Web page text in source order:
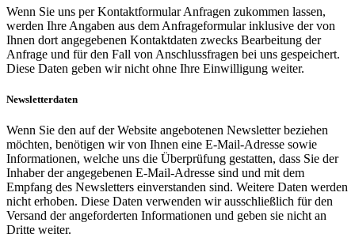
Wenn Sie uns per Kontaktformular Anfragen zukommen lassen,
werden Ihre Angaben aus dem Anfrageformular inklusive der von
Ihnen dort angegebenen Kontaktdaten zwecks Bearbeitung der
Anfrage und für den Fall von Anschlussfragen bei uns gespeichert.
Diese Daten geben wir nicht ohne Ihre Einwilligung weiter.
Newsletterdaten
Wenn Sie den auf der Website angebotenen Newsletter beziehen
möchten, benötigen wir von Ihnen eine E-Mail-Adresse sowie
Informationen, welche uns die Überprüfung gestatten, dass Sie der
Inhaber der angegebenen E-Mail-Adresse sind und mit dem
Empfang des Newsletters einverstanden sind. Weitere Daten werden
nicht erhoben. Diese Daten verwenden wir ausschließlich für den
Versand der angeforderten Informationen und geben sie nicht an
Dritte weiter.